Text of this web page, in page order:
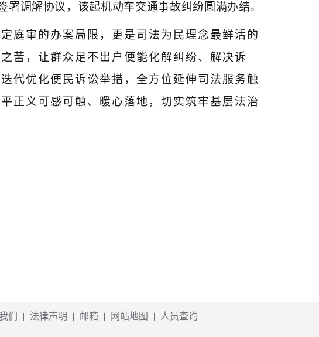
调解协议，该起机动车交通事故纠纷圆满办结。
庭审的办案局限，更是司法为民理念最鲜活的
苦，让群众足不出户便能化解纠纷、解决诉
代优化便民诉讼举措，全方位延伸司法服务触
正义可感可触、暖心落地，切实筑牢基层法治
们 | 法律声明 | 邮箱 | 网站地图 | 人员查询